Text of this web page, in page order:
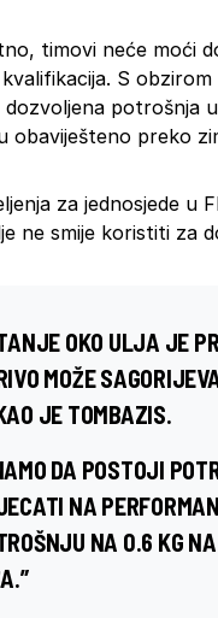
timovi neće moći
S
dozvoljena potrošnja
obaviješteno preko
za jednosjede u
ne smije koristiti za
OKO ULJA JE
MOŽE
JE TOMBAZIS.
DA POSTOJI
NA
NA 0.6 KG